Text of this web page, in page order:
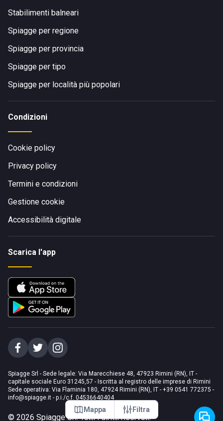
Mappa Filtra
Stabilimenti balneari
Spiagge per regione
Spiagge per provincia
Spiagge per tipo
Spiagge per località più popolari
Condizioni
Cookie policy
Privacy policy
Termini e condizioni
Gestione cookie
Accessibilità digitale
Scarica l'app
Spiagge Srl - Sede legale: Via Marecchiese 48, 47923 Rimini (RN), IT -
capitale sociale Euro 31245,57 - Iscritta al registro delle imprese di Rimini
Sede operativa: Via Flaminia 180, 47924 Rimini (RN), IT - +39 0541 772375 -
info@spiagge.it - p.i./c.f. 04536640404
© 2026 Spiagge Srl. Tutti i diritti riservati.